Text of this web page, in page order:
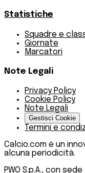
Statistiche
Squadre e
Giornate
Marcatori
Note Legali
Privacy Policy
Cookie Policy
Note Legali
Gestisci Cookie
Termini e
Calcio.com è un
alcuna periodicità.
PWO S.p.A., con